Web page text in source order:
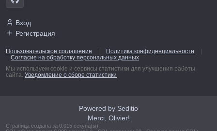
Вход
Регистрация
Пользовательское соглашение Политика конфиденциальности
Согласие на обработку персональных данных
Мы используем cookie и сервисы статистики для улучшения работы
сайта. Уведомление о сборе статистики
Powered by Seditio
Merci, Olivier!
Страница создана за 0.015 секунд(ы)